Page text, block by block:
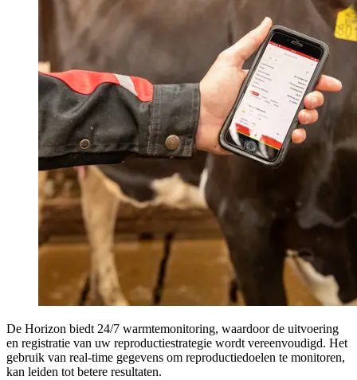
De Horizon biedt 24/7 warmtemonitoring, waardoor de uitvoering
en registratie van uw reproductiestrategie wordt vereenvoudigd. Het
gebruik van real-time gegevens om reproductiedoelen te monitoren,
kan leiden tot betere resultaten.